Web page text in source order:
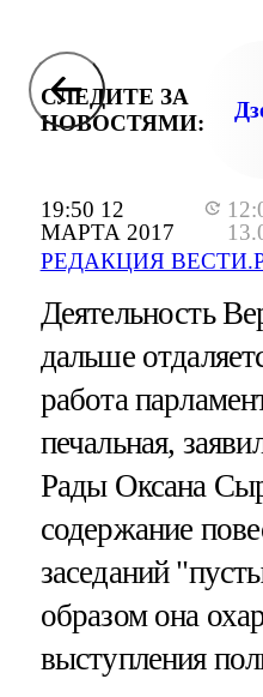
19:50 12
МАРТА 2017
РЕДАКЦИЯ
СЛЕДИТЕ ЗА
НОВОСТЯМИ:
Деятельность
дальше
работа
печальная,
Рады Оксана
содержание
заседаний
образом она
выступления